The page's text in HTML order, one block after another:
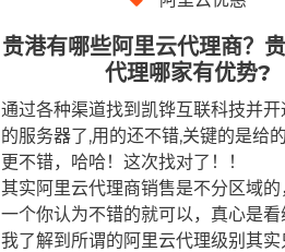
贵港有哪些阿里云代理商？
代理哪家有优势?
通过各种渠道找到凯铧互联科技并
的服务器了,用的还不错,关键的是给
更不错，哈哈！这次找对了！！
其实阿里云代理商销售是不分区域的
一个你认为不错的就可以，真心是
我了解到所谓的阿里云代理级别其